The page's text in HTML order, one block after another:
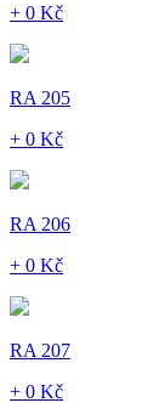
+ 0 Kč
RA 205
+ 0 Kč
RA 206
+ 0 Kč
RA 207
+ 0 Kč